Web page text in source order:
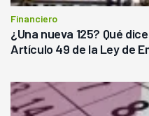
Financiero
¿Una nueva 125? Qué
Artículo 49 de la Ley de